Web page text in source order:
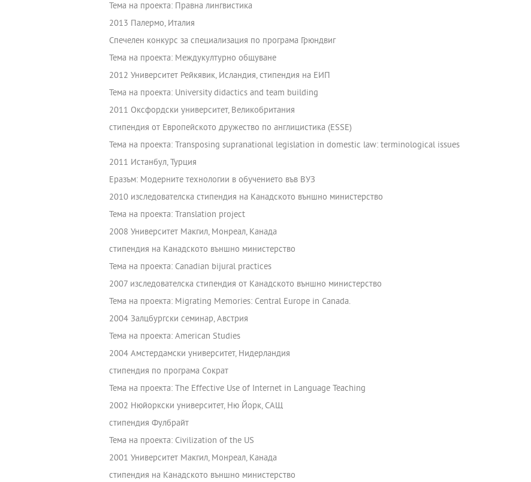
Тема на проекта: Правна лингвистика
2013 Палермо, Италия
Спечелен конкурс за специализация по програма Грюндвиг
Тема на проекта: Междукултурно общуване
2012 Университет Рейкявик, Исландия, стипендия на ЕИП
Тема на проекта: University didactics and team building
2011 Оксфордски университет, Великобритания
стипендия от Европейското дружество по англицистика (ESSE)
Тема на проекта: Transposing supranational legislation in domestic law: terminological issues
2011 Истанбул, Турция
Еразъм: Модерните технологии в обучението във ВУЗ
2010 изследователска стипендия на Канадското външно министерство
Тема на проекта: Translation project
2008 Университет Макгил, Монреал, Канада
стипендия на Канадското външно министерство
Тема на проекта: Canadian bijural practices
2007 изследователска стипендия от Канадското външно министерство
Тема на проекта: Migrating Memories: Central Europe in Canada.
2004 Залцбургски семинар, Австрия
Тема на проекта: American Studies
2004 Амстердамски университет, Нидерландия
стипендия по програма Сократ
Тема на проекта: The Effective Use of Internet in Language Teaching
2002 Нюйоркски университет, Ню Йорк, САЩ
стипендия Фулбрайт
Тема на проекта: Civilization of the US
2001 Университет Макгил, Монреал, Канада
стипендия на Канадското външно министерство